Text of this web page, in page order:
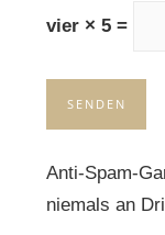
vier × 5 =
Anti-Spam-
niemals an